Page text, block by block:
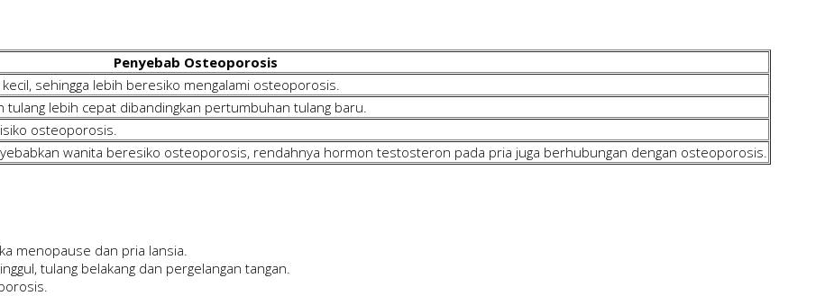
Penyebab Osteoporosis
sehingga lebih beresiko mengalami osteoporosis.
lebih cepat dibandingkan pertumbuhan tulang baru.
osteoporosis.
wanita beresiko osteoporosis, rendahnya hormon testosteron pada pria juga berhubungan dengan osteoporosis.
menopause dan pria lansia.
tulang belakang dan pergelangan tangan.